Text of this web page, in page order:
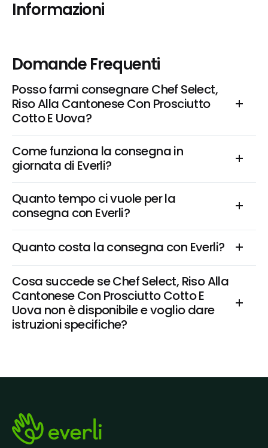
Informazioni
Domande Frequenti
Posso farmi consegnare Chef Select,
Riso Alla Cantonese Con Prosciutto
Cotto E Uova?
Come funziona la consegna in
giornata di Everli?
Quanto tempo ci vuole per la
consegna con Everli?
Quanto costa la consegna con Everli?
Cosa succede se Chef Select, Riso Alla
Cantonese Con Prosciutto Cotto E
Uova non è disponibile e voglio dare
istruzioni specifiche?